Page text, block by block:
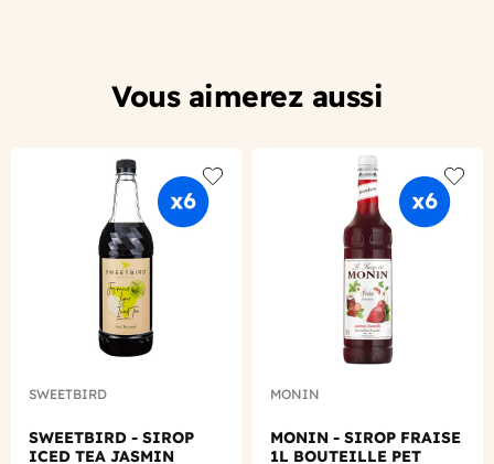
Vous aimerez aussi
Add to wishlist
SWEETBIRD
SWEETBIRD - SIROP
ICED TEA JASMIN
Add
MONIN
MONIN - SIROP FRAISE
1L BOUTEILLE PET